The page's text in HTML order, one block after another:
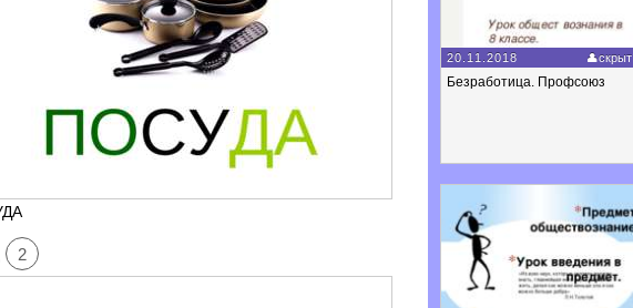
2
20.11.2018 скрыт
Безработица. Профсоюз